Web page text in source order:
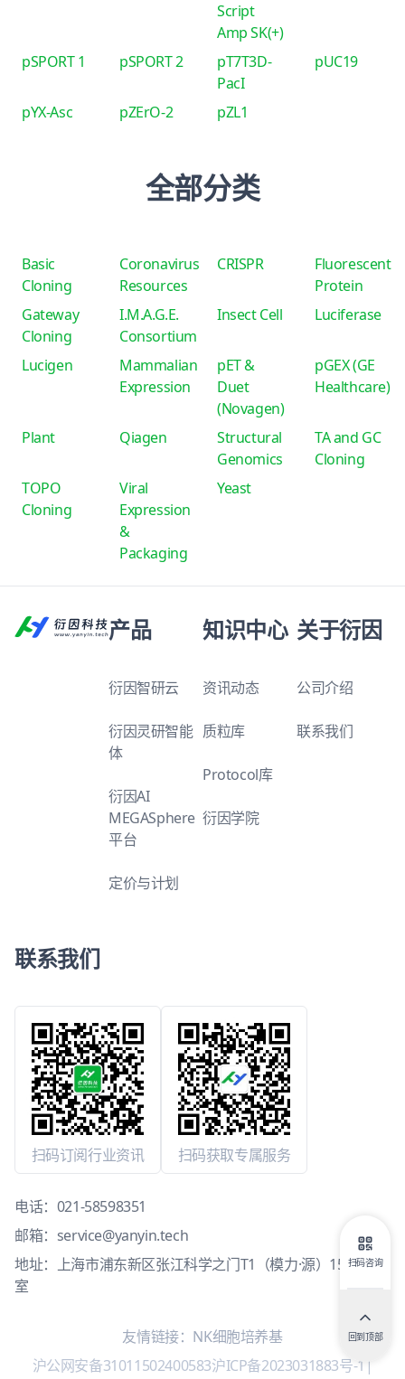
Script
Amp SK(+)
pSPORT 1 pSPORT 2
pT7T3D-
PacI
pUC19
pYX-Asc pZErO-2 pZL1
全部分类
Basic
Cloning
Coronavirus
Resources
CRISPR
Fluorescent
Protein
Gateway
Cloning
I.M.A.G.E.
Consortium
Insect Cell Luciferase
Lucigen
Mammalian
Expression
pET &
Duet
(Novagen)
pGEX (GE
Healthcare)
Plant Qiagen
Structural
Genomics
TA and GC
Cloning
TOPO
Cloning
Viral
Expression
&
Packaging
Yeast
产品
衍因智研云
衍因灵研智能
体
衍因AI
MEGASphere
平台
定价与计划
知识中心
资讯动态
质粒库
Protocol库
衍因学院
关于衍因
公司介绍
联系我们
联系我们
扫码订阅行业资讯 扫码获取专属服务
电话： 021-58598351
邮箱： service@yanyin.tech
地址：上海市浦东新区张江科学之门T1（模力·源）15层1503
室
友情链接： NK细胞培养基
沪公网安备31011502400583沪ICP备2023031883号-1 |
扫码咨询
回到顶部